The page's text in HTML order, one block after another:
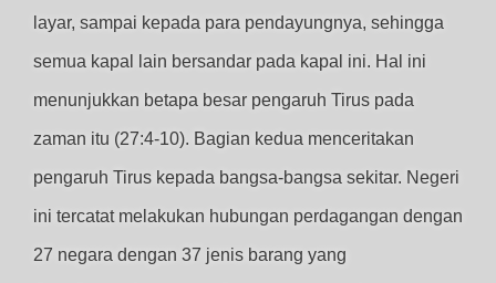
layar, sampai kepada para pendayungnya, sehingga
semua kapal lain bersandar pada kapal ini. Hal ini
menunjukkan betapa besar pengaruh Tirus pada
zaman itu (27:4-10). Bagian kedua menceritakan
pengaruh Tirus kepada bangsa-bangsa sekitar. Negeri
ini tercatat melakukan hubungan perdagangan dengan
27 negara dengan 37 jenis barang yang